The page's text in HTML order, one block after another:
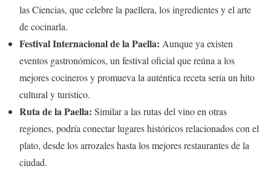
las Ciencias, que celebre la paellera, los ingredientes y el arte
de cocinarla.
Festival Internacional de la Paella: Aunque ya existen
eventos gastronómicos, un festival oficial que reúna a los
mejores cocineros y promueva la auténtica receta sería un hito
cultural y turístico.
Ruta de la Paella: Similar a las rutas del vino en otras
regiones, podría conectar lugares históricos relacionados con el
plato, desde los arrozales hasta los mejores restaurantes de la
ciudad.